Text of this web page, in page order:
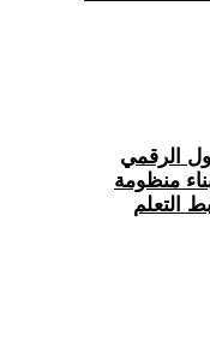
الرقمي
منظومة
التعلم